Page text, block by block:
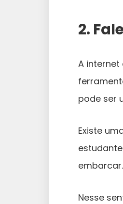
2.
A
pode ser
Existe
embarcar.
Nesse